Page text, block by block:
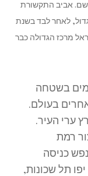
אביב התקשורת
לאחר לבד בשנת
מרכז הגדולה כבר
בשטחה
אחרים בעולם.
ערי העיר.
רמת
כניסה
תל שכונות,